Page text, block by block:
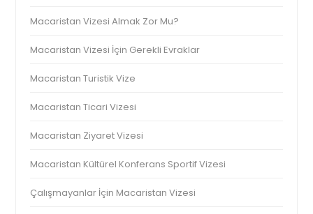
Macaristan Vizesi Almak Zor Mu?
Macaristan Vizesi İçin Gerekli Evraklar
Macaristan Turistik Vize
Macaristan Ticari Vizesi
Macaristan Ziyaret Vizesi
Macaristan Kültürel Konferans Sportif Vizesi
Çalışmayanlar İçin Macaristan Vizesi